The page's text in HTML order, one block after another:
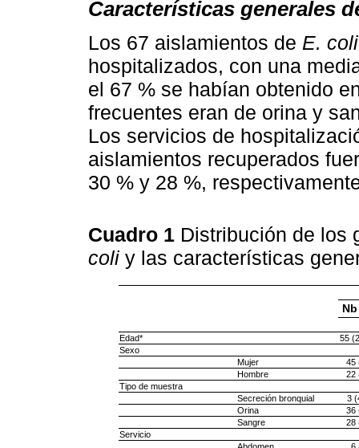
Características generales
Los 67 aislamientos de E. coli
hospitalizados, con una
el 67 % se habían obtenido
frecuentes eran de orina y
Los servicios de
aislamientos recuperados
30 % y 28 %,
Cuadro 1 Distribución de los
coli y las características
Edad*
55
Sexo
Mujer
45
Hombre
22
Tipo de muestra
Secreción bronquial
3
Orina
36
Sangre
28
Servicio